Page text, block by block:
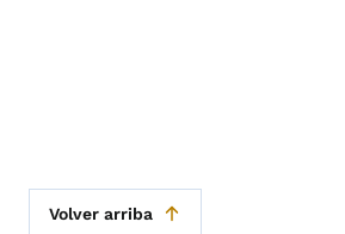
Volver arriba